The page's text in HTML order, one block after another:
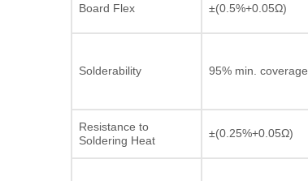
Board Flex ±(0.5%+0.05Ω)
Solderability 95% min. coverage
Resistance to
Soldering Heat
±(0.25%+0.05Ω)